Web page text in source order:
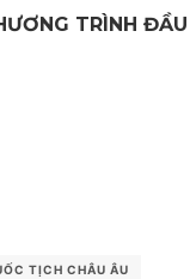
TRÌNH
TỊCH CHÂU ÂU